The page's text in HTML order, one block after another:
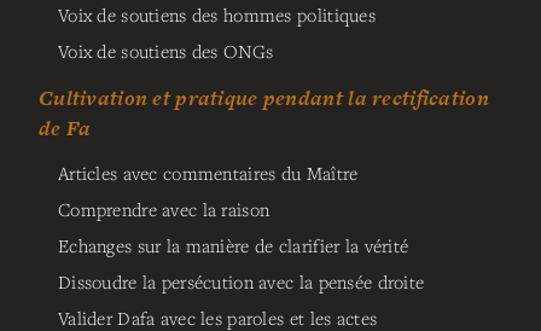
Voix de soutiens des hommes politiques
Voix de soutiens des ONGs
Cultivation et pratique pendant la rectification
de Fa
Articles avec commentaires du Maître
Comprendre avec la raison
Echanges sur la manière de clarifier la vérité
Dissoudre la persécution avec la pensée droite
Valider Dafa avec les paroles et les actes